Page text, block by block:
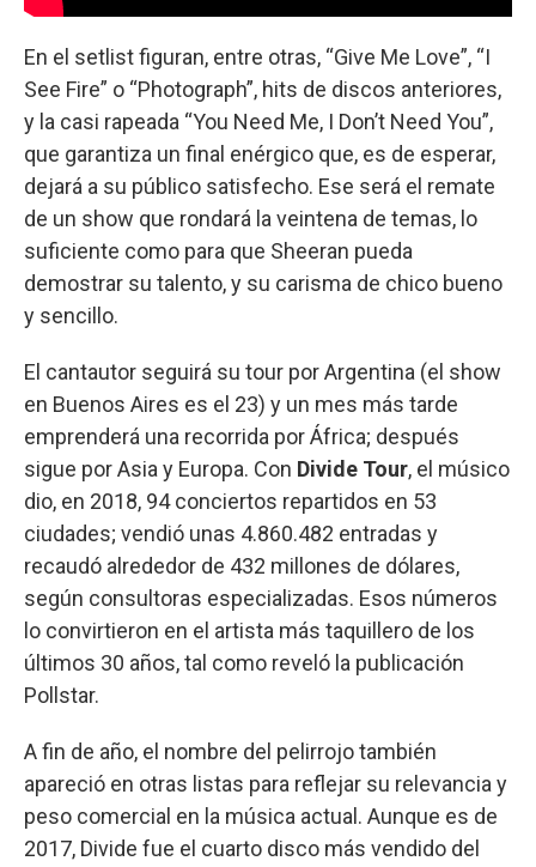
En el setlist figuran, entre otras, “Give Me Love”, “I
See Fire” o “Photograph”, hits de discos anteriores,
y la casi rapeada “You Need Me, I Don’t Need You”,
que garantiza un final enérgico que, es de esperar,
dejará a su público satisfecho. Ese será el remate
de un show que rondará la veintena de temas, lo
suficiente como para que Sheeran pueda
demostrar su talento, y su carisma de chico bueno
y sencillo.
El cantautor seguirá su tour por Argentina (el show
en Buenos Aires es el 23) y un mes más tarde
emprenderá una recorrida por África; después
sigue por Asia y Europa. Con Divide Tour, el músico
dio, en 2018, 94 conciertos repartidos en 53
ciudades; vendió unas 4.860.482 entradas y
recaudó alrededor de 432 millones de dólares,
según consultoras especializadas. Esos números
lo convirtieron en el artista más taquillero de los
últimos 30 años, tal como reveló la publicación
Pollstar.
A fin de año, el nombre del pelirrojo también
apareció en otras listas para reflejar su relevancia y
peso comercial en la música actual. Aunque es de
2017, Divide fue el cuarto disco más vendido del